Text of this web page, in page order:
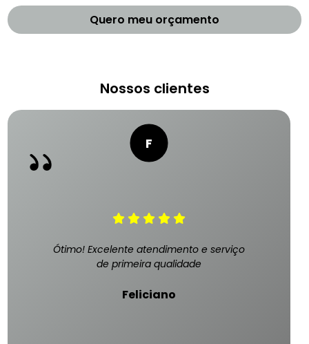
Quero meu orçamento
Nossos clientes
Ótimo! Excelente atendimento e serviço
de primeira qualidade
Feliciano